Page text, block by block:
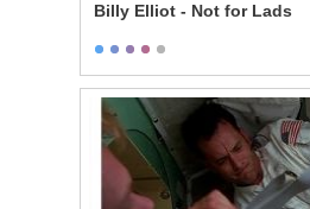
Billy Elliot - Not for Lads